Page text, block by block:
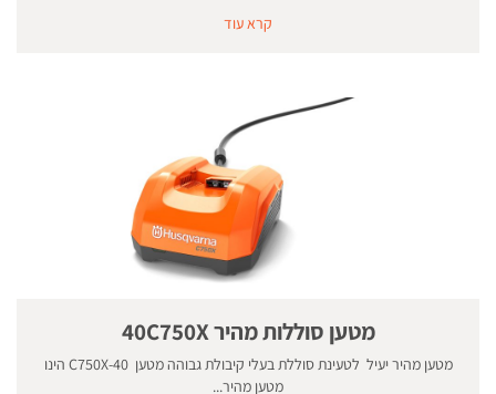
קרא עוד
מטען סוללות מהיר 40C750X
מטען מהיר יעיל לטעינת סוללת בעלי קיבולת גבוהה מטען 40-C750X הינו
מטען מהיר...